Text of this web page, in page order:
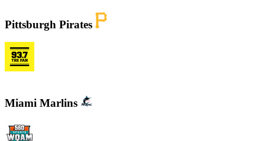
Pittsburgh Pirates
Miami Marlins